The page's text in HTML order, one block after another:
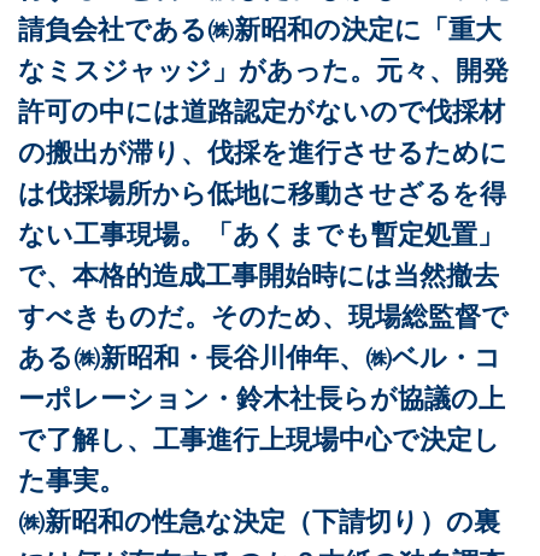
請負会社である㈱新昭和の決定に「重大
なミスジャッジ」があった。元々、開発
許可の中には道路認定がないので伐採材
の搬出が滞り、伐採を進行させるために
は伐採場所から低地に移動させざるを得
ない工事現場。「あくまでも暫定処置」
で、本格的造成工事開始時には当然撤去
すべきものだ。そのため、現場総監督で
ある㈱新昭和・長谷川伸年、㈱ベル・コ
ーポレーション・鈴木社長らが協議の上
で了解し、工事進行上現場中心で決定し
た事実。
㈱新昭和の性急な決定（下請切り）の裏